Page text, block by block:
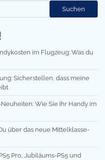
Suchen
im Flugzeug: Was du
Sicherstellen, dass meine
Wie Sie Ihr Handy im
über das neue Mittelklasse-
Pro, Jubiläums-PS5 und